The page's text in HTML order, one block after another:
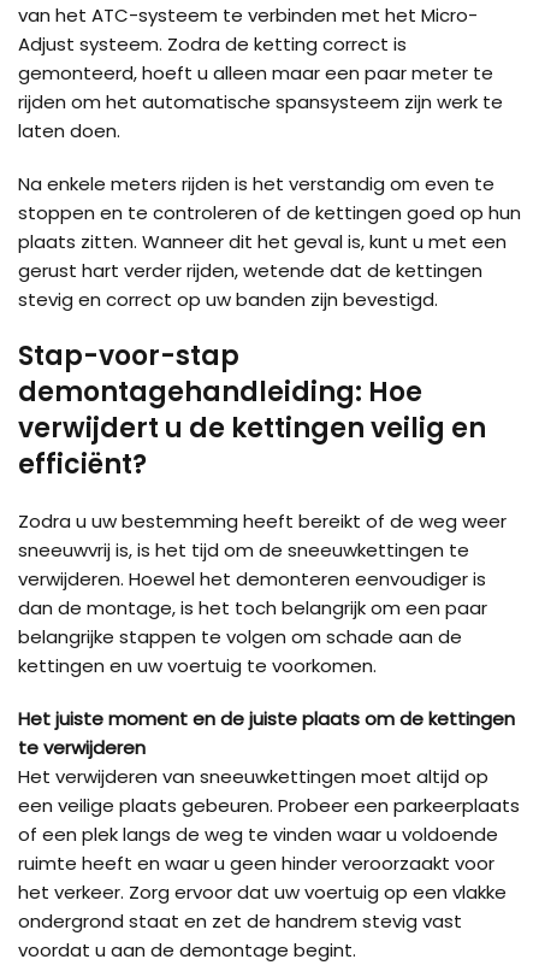
van het ATC-systeem te verbinden met het Micro-
Adjust systeem. Zodra de ketting correct is
gemonteerd, hoeft u alleen maar een paar meter te
rijden om het automatische spansysteem zijn werk te
laten doen.
Na enkele meters rijden is het verstandig om even te
stoppen en te controleren of de kettingen goed op hun
plaats zitten. Wanneer dit het geval is, kunt u met een
gerust hart verder rijden, wetende dat de kettingen
stevig en correct op uw banden zijn bevestigd.
Stap-voor-stap
demontagehandleiding: Hoe
verwijdert u de kettingen veilig en
efficiënt?
Zodra u uw bestemming heeft bereikt of de weg weer
sneeuwvrij is, is het tijd om de sneeuwkettingen te
verwijderen. Hoewel het demonteren eenvoudiger is
dan de montage, is het toch belangrijk om een paar
belangrijke stappen te volgen om schade aan de
kettingen en uw voertuig te voorkomen.
Het juiste moment en de juiste plaats om de kettingen
te verwijderen
Het verwijderen van sneeuwkettingen moet altijd op
een veilige plaats gebeuren. Probeer een parkeerplaats
of een plek langs de weg te vinden waar u voldoende
ruimte heeft en waar u geen hinder veroorzaakt voor
het verkeer. Zorg ervoor dat uw voertuig op een vlakke
ondergrond staat en zet de handrem stevig vast
voordat u aan de demontage begint.